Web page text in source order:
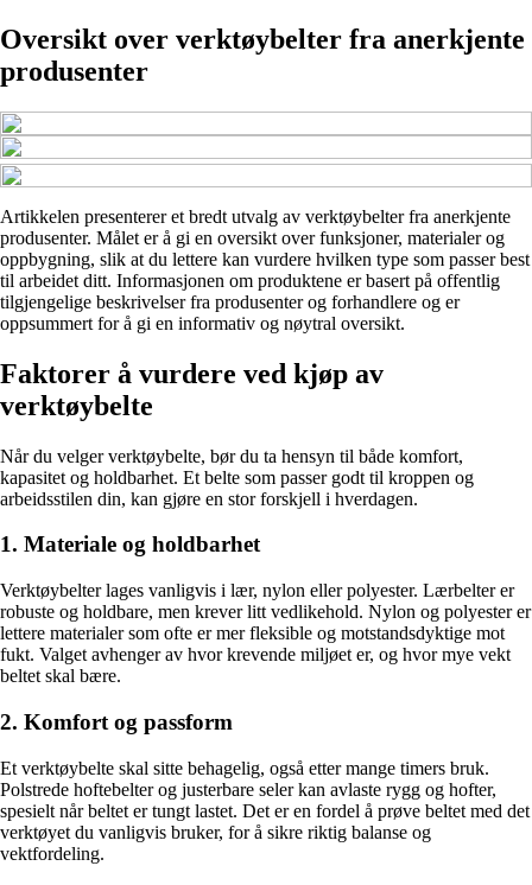
Oversikt over verktøybelter fra anerkjente
produsenter
Artikkelen presenterer et bredt utvalg av verktøybelter fra anerkjente
produsenter. Målet er å gi en oversikt over funksjoner, materialer og
oppbygning, slik at du lettere kan vurdere hvilken type som passer best
til arbeidet ditt. Informasjonen om produktene er basert på offentlig
tilgjengelige beskrivelser fra produsenter og forhandlere og er
oppsummert for å gi en informativ og nøytral oversikt.
Faktorer å vurdere ved kjøp av
verktøybelte
Når du velger verktøybelte, bør du ta hensyn til både komfort,
kapasitet og holdbarhet. Et belte som passer godt til kroppen og
arbeidsstilen din, kan gjøre en stor forskjell i hverdagen.
1. Materiale og holdbarhet
Verktøybelter lages vanligvis i lær, nylon eller polyester. Lærbelter er
robuste og holdbare, men krever litt vedlikehold. Nylon og polyester er
lettere materialer som ofte er mer fleksible og motstandsdyktige mot
fukt. Valget avhenger av hvor krevende miljøet er, og hvor mye vekt
beltet skal bære.
2. Komfort og passform
Et verktøybelte skal sitte behagelig, også etter mange timers bruk.
Polstrede hoftebelter og justerbare seler kan avlaste rygg og hofter,
spesielt når beltet er tungt lastet. Det er en fordel å prøve beltet med det
verktøyet du vanligvis bruker, for å sikre riktig balanse og
vektfordeling.